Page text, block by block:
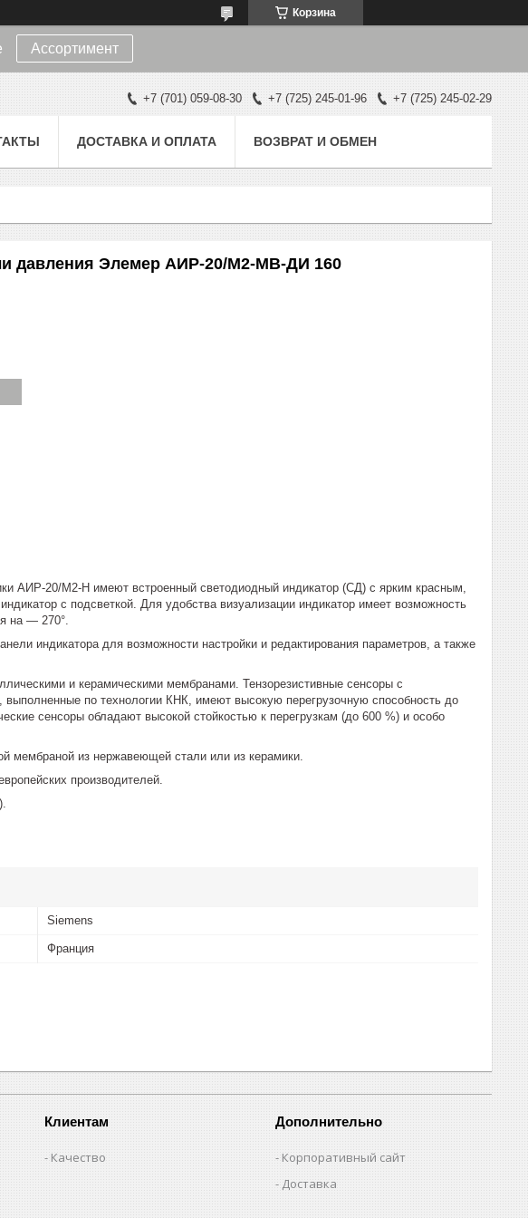
Корзина
Ассортимент
+7 (701) 059-08-30 +7 (725) 245-01-96 +7 (725) 245-02-29
ДОСТАВКА И ОПЛАТА ВОЗВРАТ И ОБМЕН
давления Элемер АИР-20/М2-МВ-ДИ 160
АИР-20/М2-Н имеют встроенный светодиодный индикатор (СД) с ярким красным,
с подсветкой. Для удобства визуализации индикатор имеет возможность
на — 270°.
индикатора для возможности настройки и редактирования параметров, а также
и керамическими мембранами. Тензорезистивные сенсоры с
по технологии КНК, имеют высокую перегрузочную способность до
сенсоры обладают высокой стойкостью к перегрузкам (до 600 %) и особо
мембраной из нержавеющей стали или из керамики.
производителей.
Siemens
Франция
Клиентам
Качество
Дополнительно
Корпоративный сайт
Доставка